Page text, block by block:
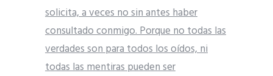
solicita, a veces no sin antes haber
consultado conmigo. Porque no todas las
verdades son para todos los oídos, ni
todas las mentiras pueden ser